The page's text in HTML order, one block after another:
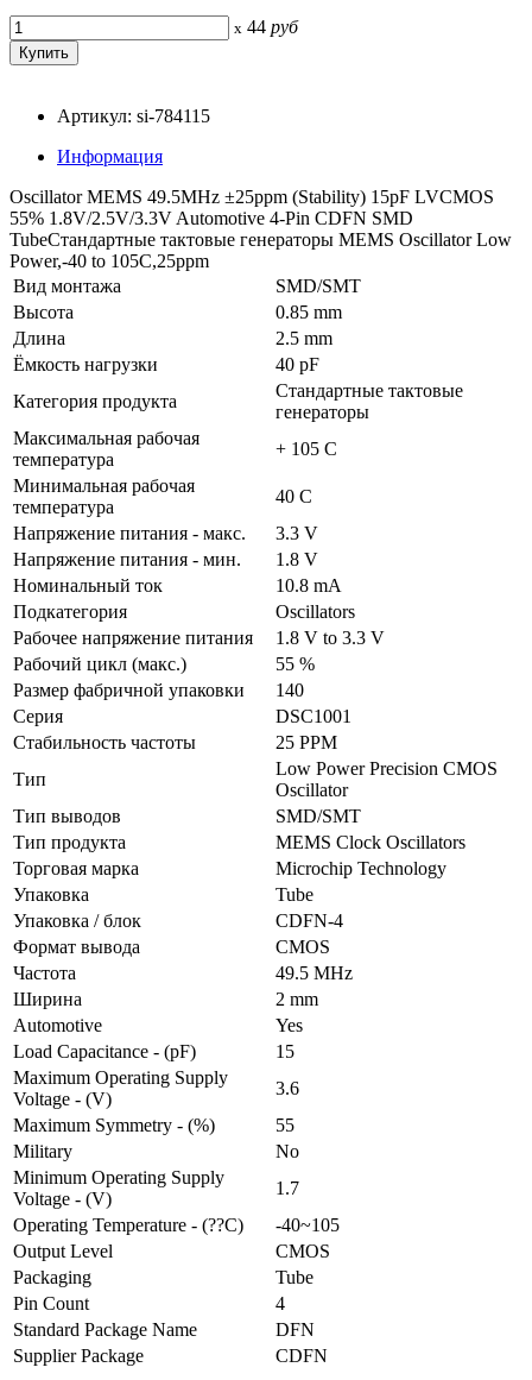
x 44 руб
Артикул: si-784115
Информация
Oscillator MEMS 49.5MHz ±25ppm (Stability) 15pF LVCMOS
55% 1.8V/2.5V/3.3V Automotive 4-Pin CDFN SMD
TubeСтандартные тактовые генераторы MEMS Oscillator Low
Power,-40 to 105C,25ppm
Вид монтажа
SMD/SMT
Высота
0.85 mm
Длина
2.5 mm
Ёмкость нагрузки
40 pF
Категория продукта
Стандартные тактовые
генераторы
Максимальная рабочая
температура
+ 105 C
Минимальная рабочая
температура
40 C
Напряжение питания - макс.
3.3 V
Напряжение питания - мин.
1.8 V
Номинальный ток
10.8 mA
Подкатегория
Oscillators
Рабочее напряжение питания
1.8 V to 3.3 V
Рабочий цикл (макс.)
55 %
Размер фабричной упаковки
140
Серия
DSC1001
Стабильность частоты
25 PPM
Тип
Low Power Precision CMOS
Oscillator
Тип выводов
SMD/SMT
Тип продукта
MEMS Clock Oscillators
Торговая марка
Microchip Technology
Упаковка
Tube
Упаковка / блок
CDFN-4
Формат вывода
CMOS
Частота
49.5 MHz
Ширина
2 mm
Automotive
Yes
Load Capacitance - (pF)
15
Maximum Operating Supply
Voltage - (V)
3.6
Maximum Symmetry - (%)
55
Military
No
Minimum Operating Supply
Voltage - (V)
1.7
Operating Temperature - (??C)
-40~105
Output Level
CMOS
Packaging
Tube
Pin Count
4
Standard Package Name
DFN
Supplier Package
CDFN